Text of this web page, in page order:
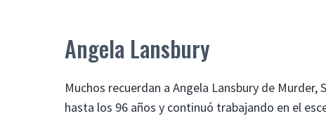
Angela Lansbury
Muchos recuerdan a Angela Lansbury de
hasta los 96 años y continuó trabajando en el